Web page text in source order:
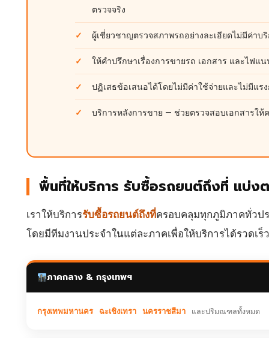
ตรวจจริง
ผู้เชี่ยวชาญตรวจสภาพรถอย่างละเอียดไม่มีค่าบ
ให้คำปรึกษาเรื่องการขายรถ เอกสาร และไฟแ
ปฏิเสธข้อเสนอได้โดยไม่มีค่าใช้จ่ายและไม่มีแร
บริการหลังการขาย — ช่วยตรวจสอบเอกสารให้
พื้นที่ให้บริการ รับซื้อรถยนต์ถึงที่ แบ่ง
เราให้บริการรับซื้อรถยนต์ถึงที่ครอบคลุมทุกภูมิภาคทั่วป
โดยมีทีมงานประจำในแต่ละภาคเพื่อให้บริการได้รวดเร็
ภาคกลาง & กรุงเทพฯ
กรุงเทพมหานคร ฉะเชิงเทรา นครราชสีมา และปริมณฑลทั้งหมด